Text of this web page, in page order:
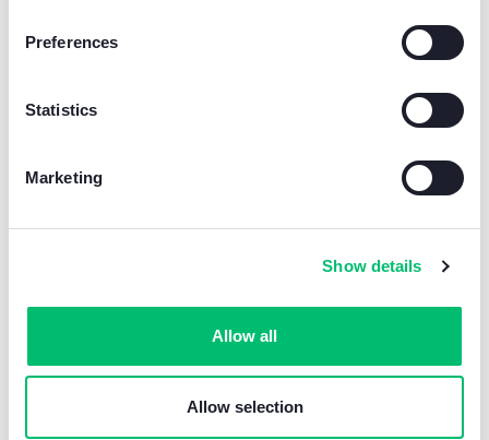
Preferences
Statistics
Marketing
Show details
Allow all
Allow selection
Lees meer